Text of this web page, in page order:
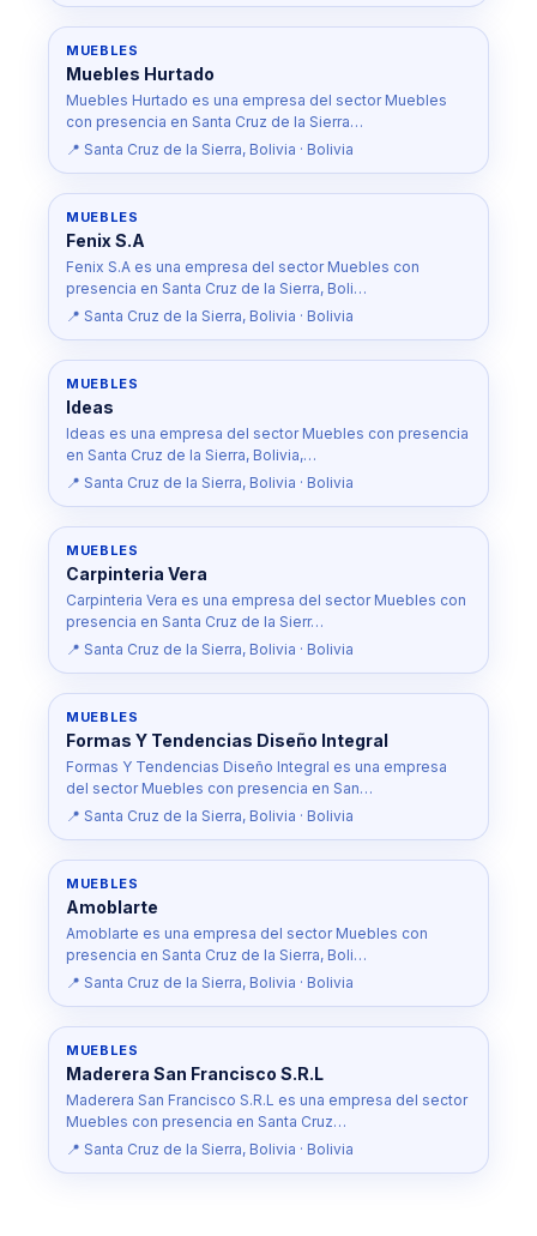
MUEBLES
Muebles Hurtado
Muebles Hurtado es una empresa del sector Muebles
con presencia en Santa Cruz de la Sierra…
📍 Santa Cruz de la Sierra, Bolivia · Bolivia
MUEBLES
Fenix S.A
Fenix S.A es una empresa del sector Muebles con
presencia en Santa Cruz de la Sierra, Boli…
📍 Santa Cruz de la Sierra, Bolivia · Bolivia
MUEBLES
Ideas
Ideas es una empresa del sector Muebles con presencia
en Santa Cruz de la Sierra, Bolivia,…
📍 Santa Cruz de la Sierra, Bolivia · Bolivia
MUEBLES
Carpinteria Vera
Carpinteria Vera es una empresa del sector Muebles con
presencia en Santa Cruz de la Sierr…
📍 Santa Cruz de la Sierra, Bolivia · Bolivia
MUEBLES
Formas Y Tendencias Diseño Integral
Formas Y Tendencias Diseño Integral es una empresa
del sector Muebles con presencia en San…
📍 Santa Cruz de la Sierra, Bolivia · Bolivia
MUEBLES
Amoblarte
Amoblarte es una empresa del sector Muebles con
presencia en Santa Cruz de la Sierra, Boli…
📍 Santa Cruz de la Sierra, Bolivia · Bolivia
MUEBLES
Maderera San Francisco S.R.L
Maderera San Francisco S.R.L es una empresa del sector
Muebles con presencia en Santa Cruz…
📍 Santa Cruz de la Sierra, Bolivia · Bolivia